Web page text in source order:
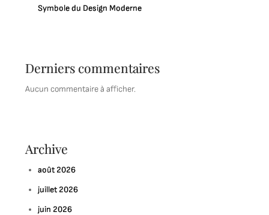
Symbole du Design Moderne
Derniers commentaires
Aucun commentaire à afficher.
Archive
août 2026
juillet 2026
juin 2026